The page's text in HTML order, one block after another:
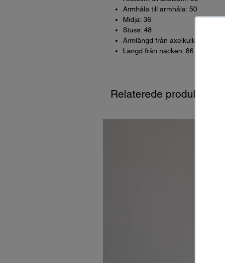
Armhåla till armhåla: 50
Midja: 36
Stuss: 48
Ärmlängd från axelkullen: 62
Längd från nacken: 86
Relaterede produkter